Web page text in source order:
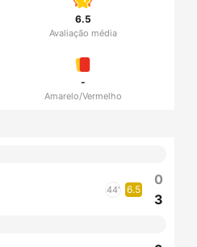
6.5
Avaliação média
-
Amarelo/Vermelho
44' 6.5
0
3